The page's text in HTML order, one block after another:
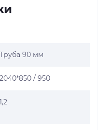
Труба 90 мм
2040*850 / 950
1,2